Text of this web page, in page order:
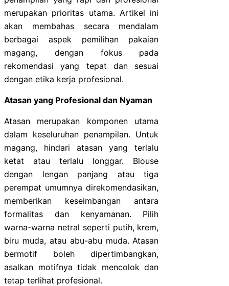
merupakan prioritas utama. Artikel ini
akan membahas secara mendalam
berbagai aspek pemilihan pakaian
magang, dengan fokus pada
rekomendasi yang tepat dan sesuai
dengan etika kerja profesional.
Atasan yang Profesional dan Nyaman
Atasan merupakan komponen utama
dalam keseluruhan penampilan. Untuk
magang, hindari atasan yang terlalu
ketat atau terlalu longgar. Blouse
dengan lengan panjang atau tiga
perempat umumnya direkomendasikan,
memberikan keseimbangan antara
formalitas dan kenyamanan. Pilih
warna-warna netral seperti putih, krem,
biru muda, atau abu-abu muda. Atasan
bermotif boleh dipertimbangkan,
asalkan motifnya tidak mencolok dan
tetap terlihat profesional.